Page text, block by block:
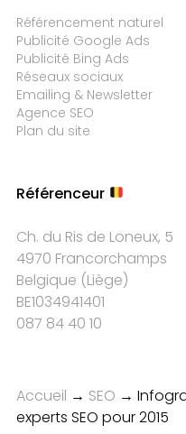
Référencement naturel
Publicité Google Ads
Publicité Bing Ads
Réseaux sociaux
Emailing & Newsletter
Agence SEO
Plan du site
Référenceur
Ch. du Ris de Loneux, 5
4970 Francorchamps
Belgique (Liège)
BE1034941401
087 84 40 10
Accueil → SEO →
experts SEO pour 2015